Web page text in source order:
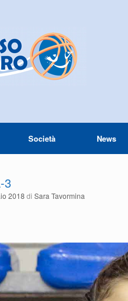
Società News
3
2018 di Sara Tavormina